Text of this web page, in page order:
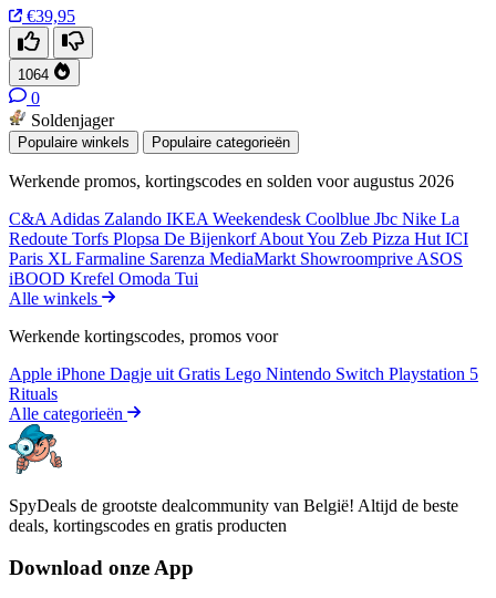
€39,95
1064
0
Soldenjager
Populaire winkels Populaire categorieën
Werkende promos, kortingscodes en solden voor augustus 2026
C&A Adidas Zalando IKEA Weekendesk Coolblue Jbc Nike La
Redoute Torfs Plopsa De BijenkorfAbout You Zeb Pizza Hut ICI
Paris XL Farmaline Sarenza MediaMarkt Showroomprive ASOS
iBOOD Krefel Omoda Tui
Alle winkels
Werkende kortingscodes, promos voor
Apple iPhone Dagje uit Gratis Lego Nintendo Switch Playstation 5
Rituals
Alle categorieën
SpyDeals de grootste dealcommunity van België! Altijd de beste
deals, kortingscodes en gratis producten
Download onze App